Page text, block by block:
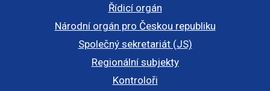
Řídicí orgán
Národní orgán pro Českou republiku
Společný sekretariát (JS)
Regionální subjekty
Kontroloři